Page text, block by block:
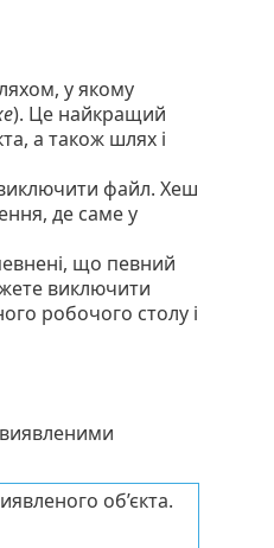
у якому
). Це найкращий
а також шлях і
файл. Хеш
де саме у
що певний
виключити
робочого столу і
виявленими
об’єкта.